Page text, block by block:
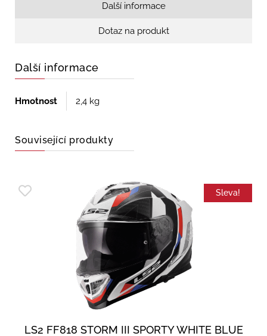
Další informace
Dotaz na produkt
Další informace
Hmotnost 2,4 kg
Související produkty
Sleva!
LS2 FF818 STORM III SPORTY WHITE BLUE